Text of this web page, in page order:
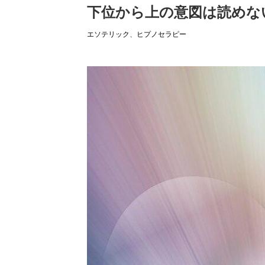
下位から上の意図は読めな
エソテリック 、 ヒプノセラピー